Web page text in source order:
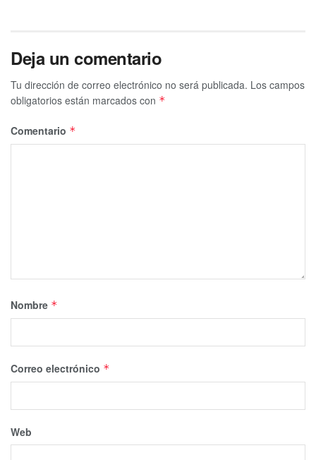
Deja un comentario
Tu dirección de correo electrónico no será publicada. Los campos
obligatorios están marcados con *
Comentario *
Nombre *
Correo electrónico *
Web